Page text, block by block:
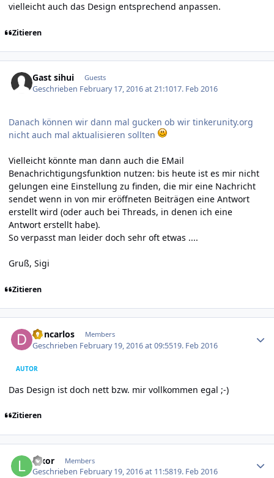
vielleicht auch das Design entsprechend anpassen.
Zitieren
Gast sihui Guests
Geschrieben February 17, 2016 at 21:1017. Feb 2016
Danach können wir dann mal gucken ob wir tinkerunity.org
nicht auch mal aktualisieren sollten
Vielleicht könnte man dann auch die EMail
Benachrichtigungsfunktion nutzen: bis heute ist es mir nicht
gelungen eine Einstellung zu finden, die mir eine Nachricht
sendet wenn in von mir eröffneten Beiträgen eine Antwort
erstellt wird (oder auch bei Threads, in denen ich eine
Antwort erstellt habe).
So verpasst man leider doch sehr oft etwas ....
Gruß, Sigi
Zitieren
Doncarlos Members
Geschrieben February 19, 2016 at 09:5519. Feb 2016
AUTOR
Das Design ist doch nett bzw. mir vollkommen egal ;-)
Zitieren
luxor Members
Geschrieben February 19, 2016 at 11:5819. Feb 2016